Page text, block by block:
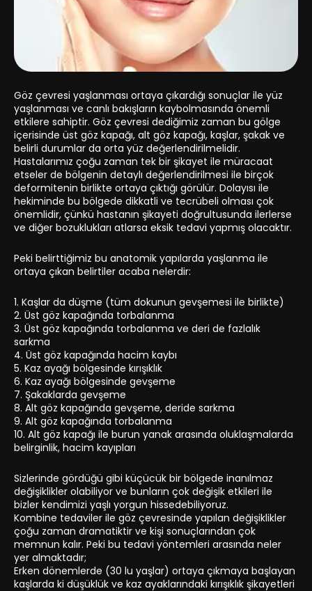
Göz çevresi yaşlanması ortaya çıkardığı sonuçlar ile yüz
yaşlanması ve canlı bakışların kaybolmasında önemli
etkilere sahiptir. Göz çevresi dediğimiz zaman bu gölge
içerisinde üst göz kapağı, alt göz kapağı, kaşlar, şakak ve
belirli durumlar da orta yüz değerlendirilmelidir.
Hastalarımız çoğu zaman tek bir şikayet ile müracaat
etseler de bölgenin detaylı değerlendirilmesi ile birçok
deformitenin birlikte ortaya çıktığı görülür. Dolayısı ile
hekiminde bu bölgede dikkatli ve tecrübeli olması çok
önemlidir, çünkü hastanın şikayeti doğrultusunda ilerlerse
ve diğer bozuklukları atlarsa eksik tedavi yapmış olacaktır.
Peki belirttiğimiz bu anatomik yapılarda yaşlanma ile
ortaya çıkan belirtiler acaba nelerdir:
1. Kaşlar da düşme (tüm dokunun gevşemesi ile birlikte)
2. Üst göz kapağında torbalanma
3. Üst göz kapağında torbalanma ve deri de fazlalık
sarkma
4. Üst göz kapağında hacim kaybı
5. Kaz ayağı bölgesinde kırışıklık
6. Kaz ayağı bölgesinde gevşeme
7. Şakaklarda gevşeme
8. Alt göz kapağında gevşeme, deride sarkma
9. Alt göz kapağında torbalanma
10. Alt göz kapağı ile burun yanak arasında oluklaşmalarda
belirginlik, hacim kayıpları
Sizlerinde gördüğü gibi küçücük bir bölgede inanılmaz
değişiklikler olabiliyor ve bunların çok değişik etkileri ile
bizler kendimizi yaşlı yorgun hissedebiliyoruz.
Kombine tedaviler ile göz çevresinde yapılan değişiklikler
çoğu zaman dramatiktir ve kişi sonuçlarından çok
memnun kalır. Peki bu tedavi yöntemleri arasında neler
yer almaktadır;
Erken dönemlerde (30 lu yaşlar) ortaya çıkmaya başlayan
kaşlarda ki düşüklük ve kaz ayaklarındaki kırışıklık şikayetleri